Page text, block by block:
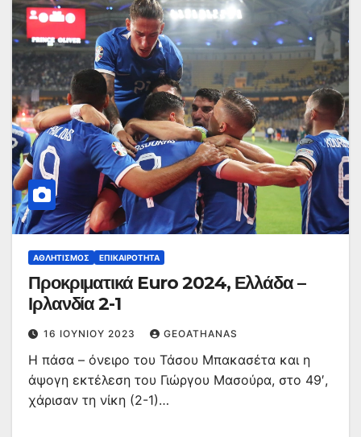
ΑΘΛΗΤΙΣΜΌΣ ΕΠΙΚΑΙΡΌΤΗΤΑ
Προκριματικά Euro 2024, Ελλάδα –
Ιρλανδία 2-1
16 ΙΟΥΝΊΟΥ 2023 GEOATHANAS
Η πάσα – όνειρο του Τάσου Μπακασέτα και η
άψογη εκτέλεση του Γιώργου Μασούρα, στο 49′,
χάρισαν τη νίκη (2-1)…